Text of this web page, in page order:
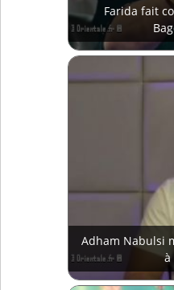
Farida fait
Adham Nabulsi
à